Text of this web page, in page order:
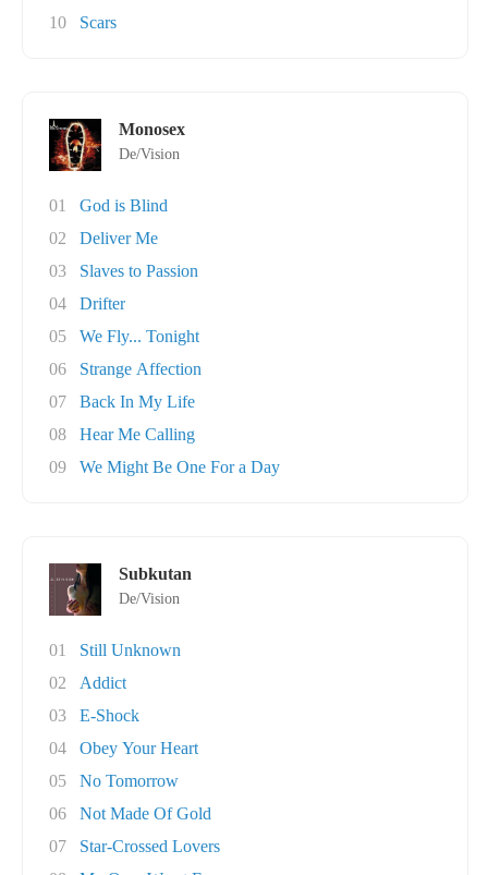
10
Scars
Monosex
De/Vision
01
God is Blind
02
Deliver Me
03
Slaves to Passion
04
Drifter
05
We Fly... Tonight
06
Strange Affection
07
Back In My Life
08
Hear Me Calling
09
We Might Be One For a Day
Subkutan
De/Vision
01
Still Unknown
02
Addict
03
E-Shock
04
Obey Your Heart
05
No Tomorrow
06
Not Made Of Gold
07
Star-Crossed Lovers